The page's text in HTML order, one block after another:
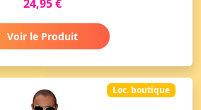
24,95 €
Voir le Produit
Loc. boutique